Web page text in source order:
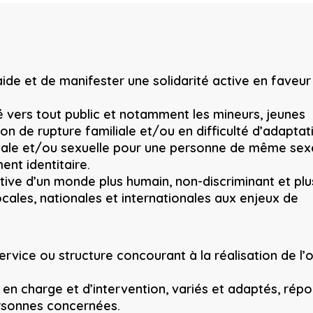
et de manifester une solidarité active en
vers tout public et notamment les mineurs, jeunes
de rupture familiale et/ou en difficulté
et/ou sexuelle pour une personne de même
identitaire.
d’un monde plus humain, non-discriminant et
nationales et internationales aux enjeux de
ou structure concourant à la réalisation de
charge et d’intervention, variés et adaptés,
concernées.